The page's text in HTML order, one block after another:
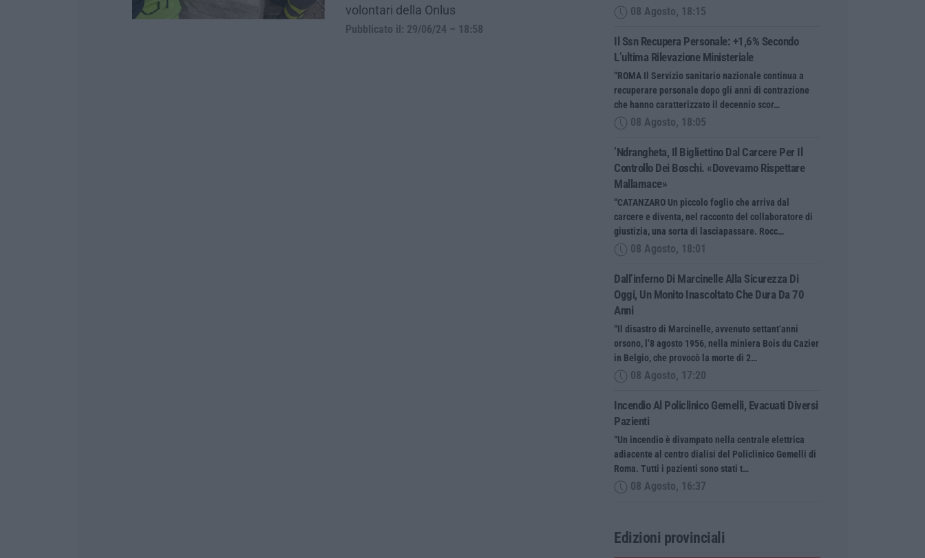
volontari della Onlus
Pubblicato il: 29/06/24 – 18:58
08 Agosto, 18:15
Il Ssn Recupera Personale: +1,6% Secondo
L’ultima Rilevazione Ministeriale
“ROMA Il Servizio sanitario nazionale continua a
recuperare personale dopo gli anni di contrazione
che hanno caratterizzato il decennio scor…
08 Agosto, 18:05
’Ndrangheta, Il Bigliettino Dal Carcere Per Il
Controllo Dei Boschi. «Dovevamo Rispettare
Mallamace»
“CATANZARO Un piccolo foglio che arriva dal
carcere e diventa, nel racconto del collaboratore di
giustizia, una sorta di lasciapassare. Rocc…
08 Agosto, 18:01
Dall’inferno Di Marcinelle Alla Sicurezza Di
Oggi, Un Monito Inascoltato Che Dura Da 70
Anni
“Il disastro di Marcinelle, avvenuto settant’anni
orsono, l’8 agosto 1956, nella miniera Bois du Cazier
in Belgio, che provocò la morte di 2…
08 Agosto, 17:20
Incendio Al Policlinico Gemelli, Evacuati Diversi
Pazienti
“Un incendio è divampato nella centrale elettrica
adiacente al centro dialisi del Policlinico Gemelli di
Roma. Tutti i pazienti sono stati t…
08 Agosto, 16:37
Edizioni provinciali